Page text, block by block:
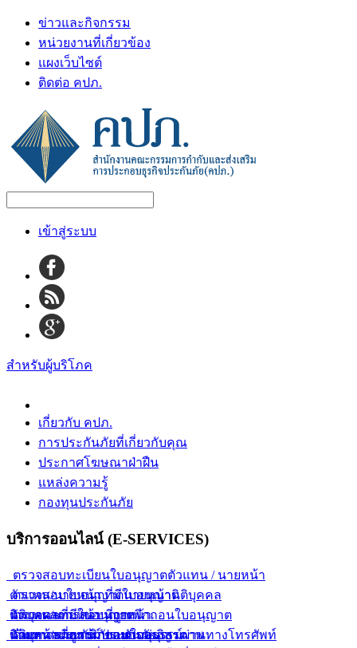
ข่าวและกิจกรรม
หน่วยงานที่เกี่ยวข้อง
แผงเว็บไซต์
ติดต่อ คปภ.
เข้าสู่ระบบ
สำหรับผู้บริโภค
เกี่ยวกับ คปภ.
การประกันภัยที่เกี่ยวกับคุณ
ประกาศโฆษณาฝ่าฝืน
แหล่งความรู้
กองทุนประกันภัย
บริการออนไลน์ (E-SERVICES)
ตรวจสอบทะเบียนใบอนุญาตตัวแทน / นายหน้า
ตัวแทน/นายหน้า ที่มีใบอนุญาต
ตัวแทน/นายหน้า ที่ถูกเพิกถอนใบอนุญาต
ตัวแทน/นายหน้า ขายกรมธรรม์ผ่านทางโทรศัพท์
ตรวจสอบใบอนุญาตนายหน้านิติบุคคล
นิติบุคคลที่มีใบอนุญาต
นิติบุคคลที่ถูกเพิกถอนใบอนุญาต
ตรวจผลการสอบนายหน้า
นายหน้าประกันภัยแบบกลุ่ม
ค้นหากรมธรรม์ประกันภัยอิสรภาพ